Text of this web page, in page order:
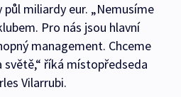
půl miliardy eur. „Nemusíme
Pro nás jsou hlavní
management. Chceme
říká místopředseda
Vilarrubi.